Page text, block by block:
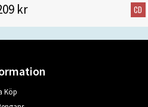
kr CD
Köp